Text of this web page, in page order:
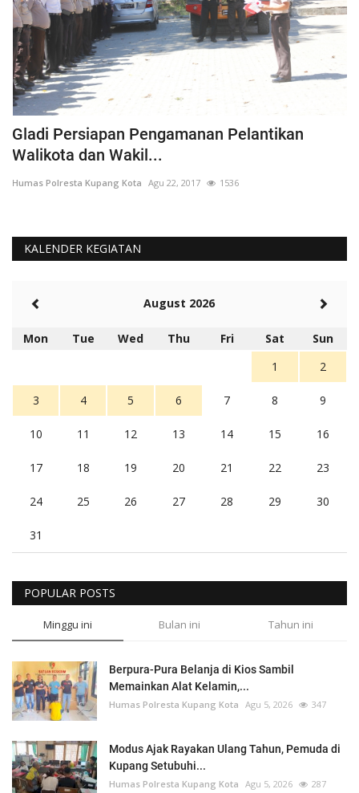
Gladi Persiapan Pengamanan Pelantikan
Walikota dan Wakil...
Humas Polresta Kupang Kota Agu 22, 2017 1536
KALENDER KEGIATAN
August 2026
Mon Tue Wed Thu Fri Sat
Sun
1
2
3 4 5 6 7 8 9
10 11 12 13 14 15 16
17 18 19 20 21 22 23
24 25 26 27 28 29 30
31
POPULAR POSTS
Minggu ini Bulan ini Tahun ini
Berpura-Pura Belanja di Kios Sambil
Memainkan Alat Kelamin,...
Humas Polresta Kupang Kota Agu 5, 2026 347
Modus Ajak Rayakan Ulang Tahun, Pemuda di
Kupang Setubuhi...
Humas Polresta Kupang Kota Agu 5, 2026 287